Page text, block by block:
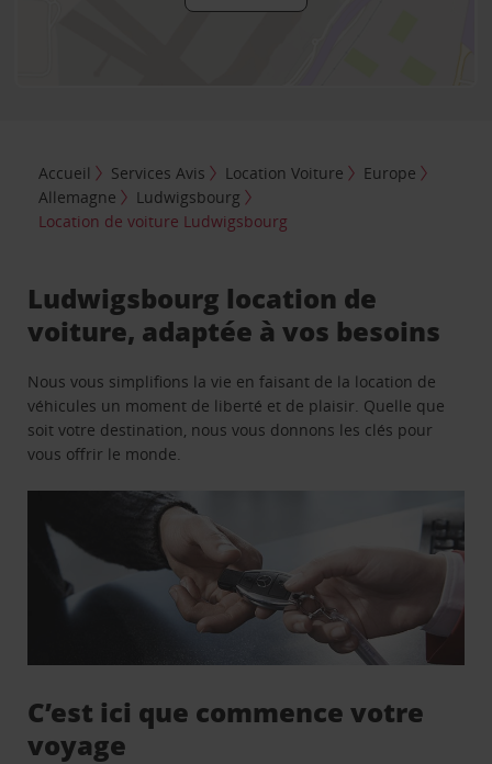
Accueil Services Avis Location Voiture
Europe
Allemagne
Ludwigsbourg
Location de voiture Ludwigsbourg
Ludwigsbourg location de
voiture, adaptée à vos besoins
Nous vous simplifions la vie en faisant de la location de
véhicules un moment de liberté et de plaisir. Quelle que
soit votre destination, nous vous donnons les clés pour
vous offrir le monde.
C’est ici que commence votre
voyage